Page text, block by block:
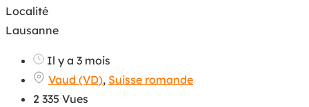
Localité
Lausanne
Il y a 3 mois
Vaud (VD), Suisse romande
2 335 Vues